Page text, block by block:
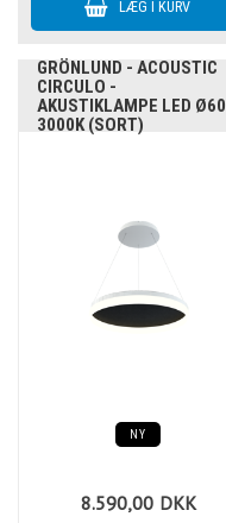
GRÖNLUND - ACOUSTIC
CIRCULO -
AKUSTIKLAMPE LED Ø60
3000K (SORT)
NY
8.590,00 DKK